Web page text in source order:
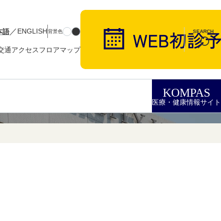
語／ENGLISH背景色
通アクセスフロアマップ
SEARCH
KOMPAS
医療・健康情報サイト